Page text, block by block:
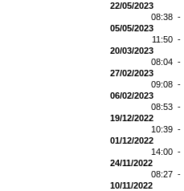
22/05/2023
08:38 -
05/05/2023
11:50 -
20/03/2023
08:04 -
27/02/2023
09:08 -
06/02/2023
08:53 -
19/12/2022
10:39 -
01/12/2022
14:00 -
24/11/2022
08:27 -
10/11/2022